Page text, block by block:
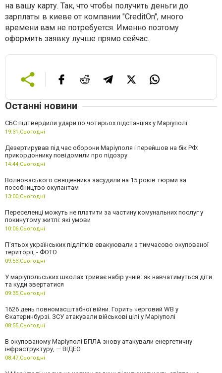
на вашу карту. Так, что чтобы получить деньги до
зарплаты в киеве от компании "CreditOn", много
времени вам не потребуется. Именно поэтому
оформить заявку лучше прямо сейчас.
Останні новини
СБС підтвердили удари по чотирьох підстанціях у Маріуполі
19:31,Сьогодні
Дезертирував під час оборони Маріуполя і перейшов на бік РФ:
прикордоннику повідомили про підозру
14:44,Сьогодні
Волноваського священника засудили на 15 років тюрми за
пособництво окупантам
13:00,Сьогодні
Переселенці можуть не платити за частину комунальних послуг у
покинутому житлі: які умови
10:06,Сьогодні
П’ятьох українських підлітків евакуювали з тимчасово окупованої
території, - ФОТО
09:53,Сьогодні
У маріупольських школах триває набір учнів: як навчатимуться діти
та куди звертатися
09:35,Сьогодні
1626 день повномасштабної війни. Горить черговий WB у
Єкатеринбурзі. ЗСУ атакували військові цілі у Маріуполі
08:55,Сьогодні
В окупованому Маріуполі БПЛА знову атакували енергетичну
інфраструктуру, — ВІДЕО
08:47,Сьогодні